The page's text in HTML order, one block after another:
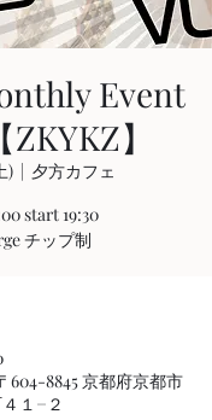
Event
】
)
  |
夕方カフェ
start 19:30
チップ制
604-8845 京都府京都市
１−２